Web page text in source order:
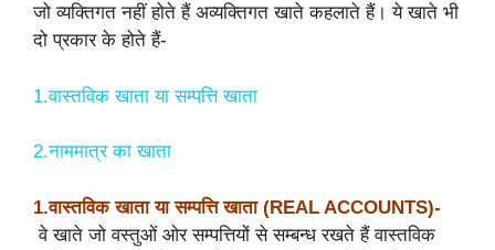
जो व्यक्तिगत नहीं होते हैं अव्यक्तिगत खाते कहलाते हैं। ये खाते भी
दो प्रकार के होते हैं-
1.वास्तविक खाता या सम्पत्ति खाता
2.नाममात्र का खाता
1.वास्तविक खाता या सम्पत्ति खाता (REAL ACCOUNTS)-
वे खाते जो वस्तुओं ओर सम्पत्तियों से सम्बन्ध रखते हैं वास्तविक